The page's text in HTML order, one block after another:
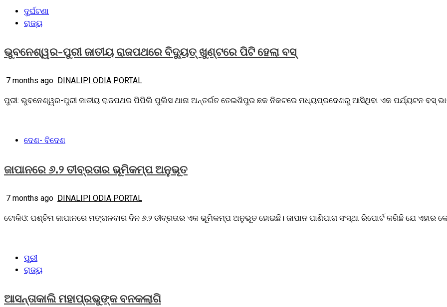
ଦୁର୍ଘଟଣା
ରାଜ୍ୟ
ଭୁବନେଶ୍ୱର-ପୁରୀ ଜାତୀୟ ରାଜପଥରେ ବିଦ୍ୟୁତ୍ ଖୁଣ୍ଟରେ ପିଟି ହେଲା ବସ୍
7 months ago DINALIPI ODIA PORTAL
ପୁରୀ: ଭୁବନେଶ୍ୱର-ପୁରୀ ଜାତୀୟ ରାଜପଥର ପିପିଲି ପୁଲିସ ଥାନା ଅନ୍ତର୍ଗତ ତେଇଶିପୁର ଛକ ନିକଟରେ ମଧ୍ୟପ୍ରଦେଶରୁ ଆସିଥିବା ଏକ ପର୍ଯ୍ୟଟନ ବସ୍
ଦେଶ- ବିଦେଶ
ଜାପାନରେ ୬.୨ ତୀବ୍ରତାର ଭୂମିକମ୍ପ ଅନୁଭୂତ
7 months ago DINALIPI ODIA PORTAL
ଟୋକିଓ: ପଶ୍ଚିମ ଜାପାନରେ ମଙ୍ଗଳବାର ଦିନ ୬.୨ ତୀବ୍ରତାର ଏକ ଭୂମିକମ୍ପ ଅନୁଭୂତ ହୋଇଛି। ଜାପାନ ପାଣିପାଗ ସଂସ୍ଥା ରିପୋର୍ଟ କରିଛି ଯେ ଏହାର
ପୁରୀ
ରାଜ୍ୟ
ଆସନ୍ତାକାଲି ମହାପ୍ରଭୁଙ୍କ ବନକଲାଗି